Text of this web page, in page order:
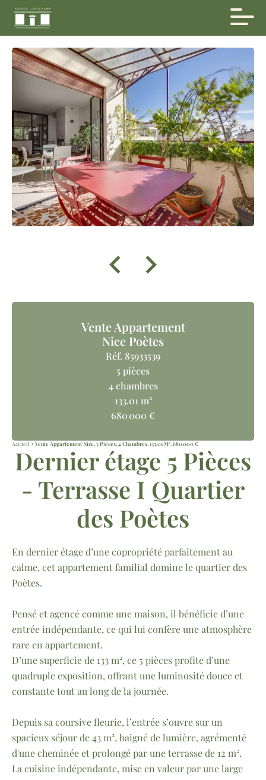
Vente Appartement
Nice Poètes
Réf. 85933539
5 pièces
4 chambres
133.01 m²
680 000 €
Accueil Vente Appartement Nice, 5 Pièces, 4 Chambres, 133.01 M², 680 000 €
Dernier étage 5 Pièces
- Terrasse I Quartier
des Poètes
En dernier étage d’une copropriété parfaitement au
calme, cet appartement familial domine le quartier des
Poètes.
Pensé et agencé comme une maison, il bénéficie d’une
entrée indépendante, ce qui lui confère une atmosphère
rare en appartement.
D’une superficie de 133 m², ce 5 pièces profite d’une
quadruple exposition, offrant une luminosité douce et
constante tout au long de la journée.
Depuis sa coursive fleurie, l’entrée s’ouvre sur un
spacieux séjour de 43 m², baigné de lumière, agrémenté
d'une cheminée et prolongé par une terrasse de 12 m².
La cuisine indépendante, mise en valeur par une large